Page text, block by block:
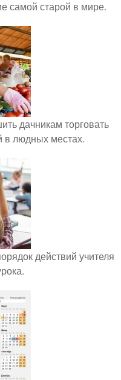
самой старой в мире.
дачникам торговать
в людных местах.
действий учителя